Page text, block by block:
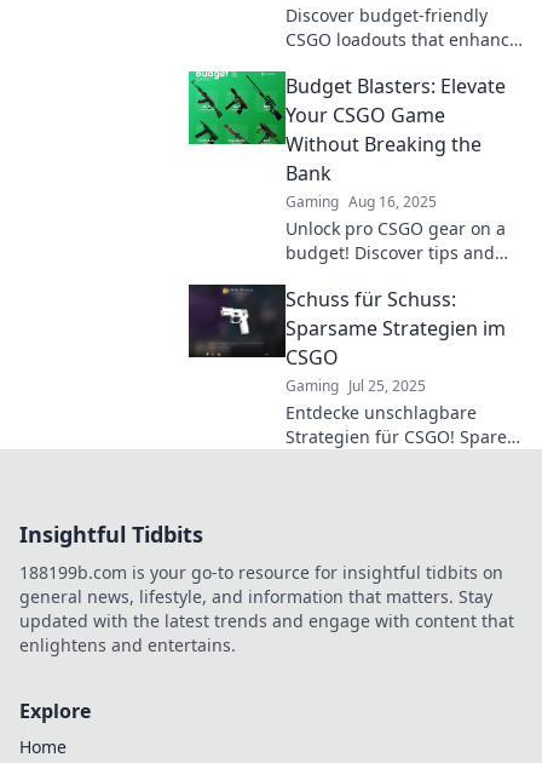
Discover budget-friendly
CSGO loadouts that enhance
emptying your wallet. Win
big and dominate the
competition today!
Budget Blasters: Elevate
Your CSGO Game
Without Breaking the
Bank
Gaming Aug 16, 2025
Unlock pro CSGO gear on a
budget! Discover tips and
gameplay without emptying
your wallet. Dive in now!
Schuss für Schuss:
Sparsame Strategien im
CSGO
Gaming Jul 25, 2025
Entdecke unschlagbare
Strategien für CSGO! Spare
Insightful Tidbits
188199b.com is your go-to resource for insightful tidbits on
general news, lifestyle, and information that matters. Stay
updated with the latest trends and engage with content that
enlightens and entertains.
Explore
Home